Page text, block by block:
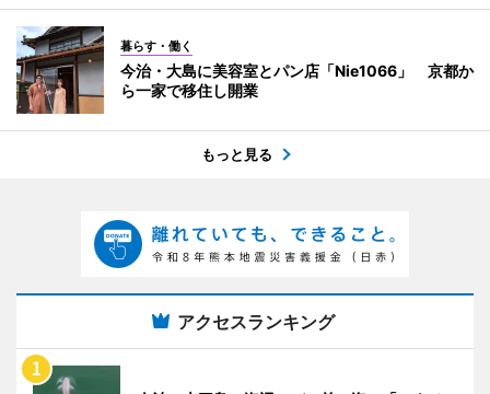
暮らす・働く
今治・大島に美容室とパン店「Nie1066」 京都か
ら一家で移住し開業
もっと見る
アクセスランキング